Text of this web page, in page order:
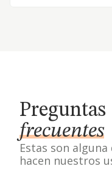
Preguntas
frecuentes
Estas son
hacen nuestros